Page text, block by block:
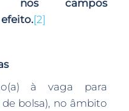
nos campos
[2]
à vaga para
bolsa), no âmbito